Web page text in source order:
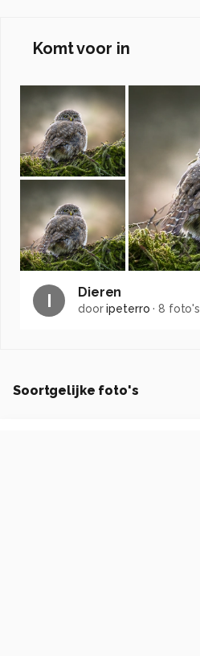
Komt voor in
I Dieren
dooripeterro · 8 foto's
Soortgelijke foto's